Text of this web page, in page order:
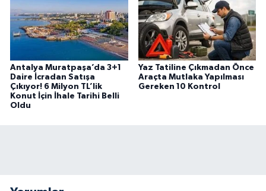
Antalya Muratpaşa’da 3+1
Daire İcradan Satışa
Çıkıyor! 6 Milyon TL’lik
Konut İçin İhale Tarihi Belli
Oldu
Yaz Tatiline Çıkmadan Önce
Araçta Mutlaka Yapılması
Gereken 10 Kontrol